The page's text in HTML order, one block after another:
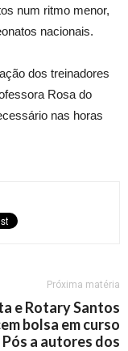
num ritmo menor,
nacionais.
dos treinadores
Rosa do
nas horas
Próxima matéria
e Rotary Santos
bolsa em curso
Pós a autores dos